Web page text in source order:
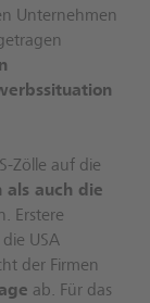
Unternehmen
Zölle auf die
als auch die
Erstere
USA
der Firmen
ab. Für das